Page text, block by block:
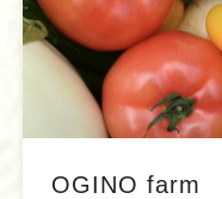
OGINO farm